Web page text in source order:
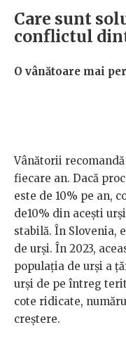
Care sunt
conflictul
O vânătoare mai
Vânătorii
fiecare an. Dacă
este de 10% pe an,
de10% din acești
stabilă. În Slovenia,
de urși. În 2023,
populația de urși a
urși de pe întreg
cote ridicate,
creștere.